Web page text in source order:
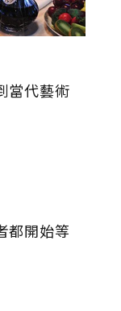
當代藝術
都開始等